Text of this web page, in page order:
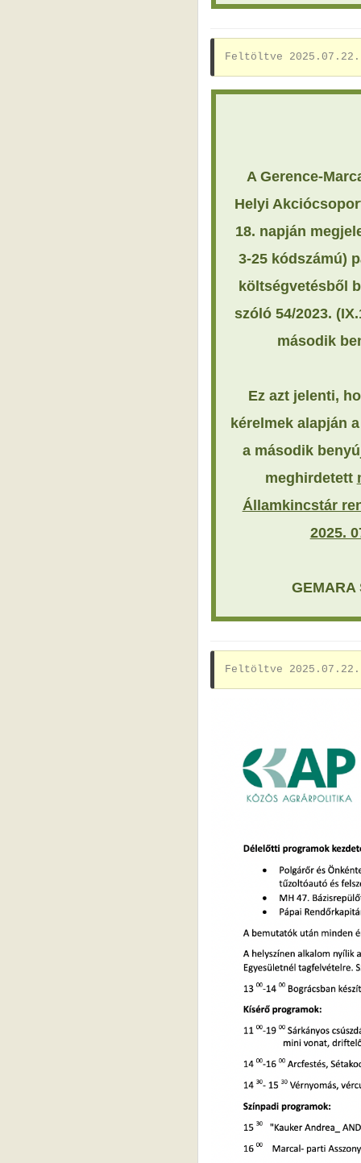
Feltöltve 2025.07.22.
A Gerence-
Helyi
18. napján
3-25 kódszámú)
költségvetésből
szóló 54/2023.
második
Ez azt jelenti,
kérelmek alapján
a második
meghirdetett
Államkincstár
2025.
Feltöltve 2025.07.22.